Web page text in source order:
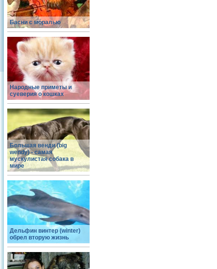
Басни с моралью
Народные приметы и
суеверия о кошках
Большая венди (big
wendy) - самая
мускулистая собака в
мире
Дельфин винтер (winter)
обрел вторую жизнь